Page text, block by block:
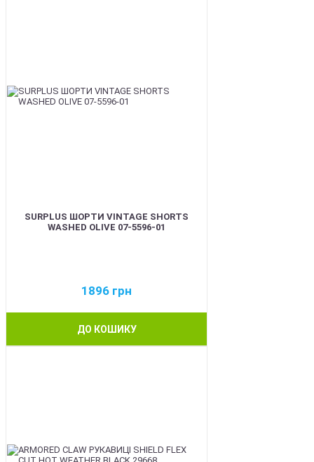
SURPLUS ШОРТИ VINTAGE SHORTS
WASHED OLIVE 07-5596-01
1896 грн
ДО КОШИКУ